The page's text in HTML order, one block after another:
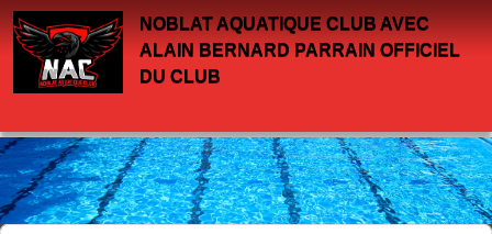
NOBLAT AQUATIQUE CLUB AVEC
ALAIN BERNARD PARRAIN OFFICIEL
DU CLUB
Panneau de gestion des cookies